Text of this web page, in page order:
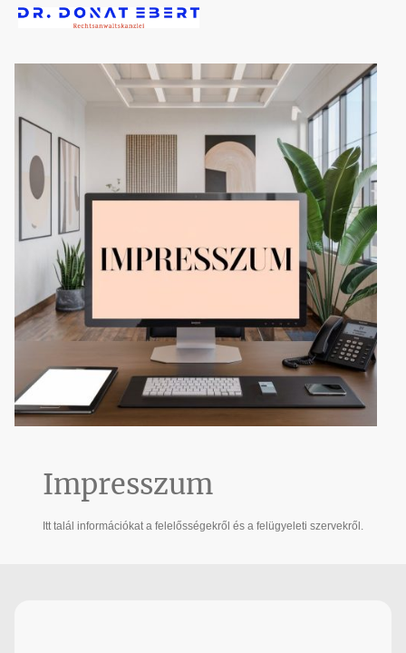
Impresszum
Itt talál információkat a felelősségekről és a felügyeleti szervekről.